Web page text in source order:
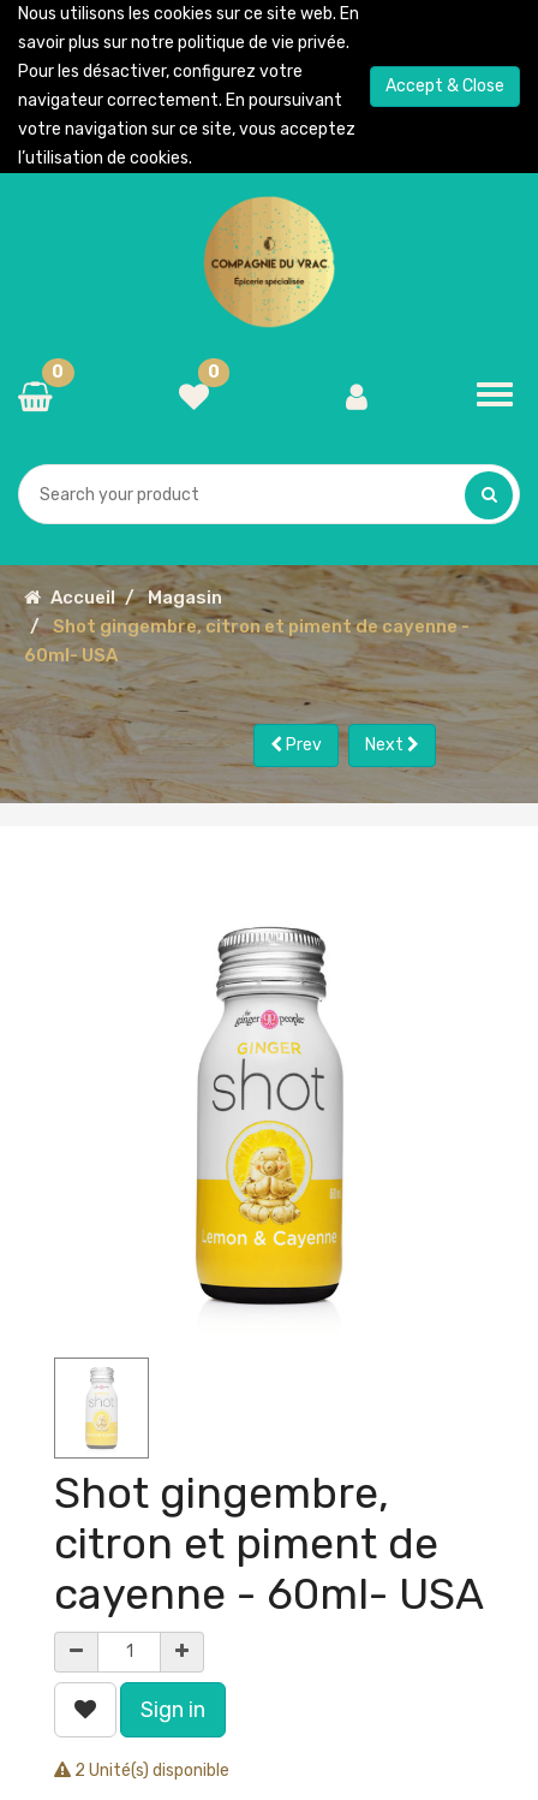
Nous utilisons les cookies sur ce site web. En
savoir plus sur notre politique de vie privée.
Pour les désactiver, configurez votre
navigateur correctement. En poursuivant
votre navigation sur ce site, vous acceptez
l’utilisation de cookies.
Accept & Close
0
0
Accueil
Magasin
Shot gingembre, citron et piment de cayenne -
60ml- USA
Prev Next
Shot gingembre,
citron et piment de
cayenne - 60ml- USA
Sign in
2 Unité(s) disponible